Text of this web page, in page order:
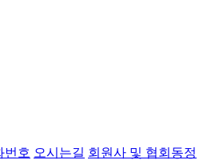
번호 오시는길 회원사 및 협회동정